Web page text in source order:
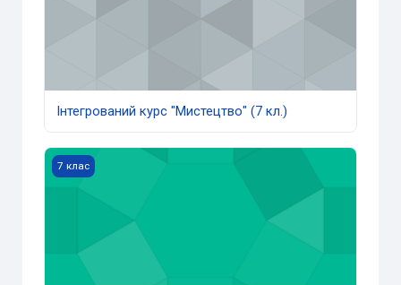
Інтегрований курс "Мистецтво" (7 кл.)
7 Клас Інформатика НУШ
7 клас